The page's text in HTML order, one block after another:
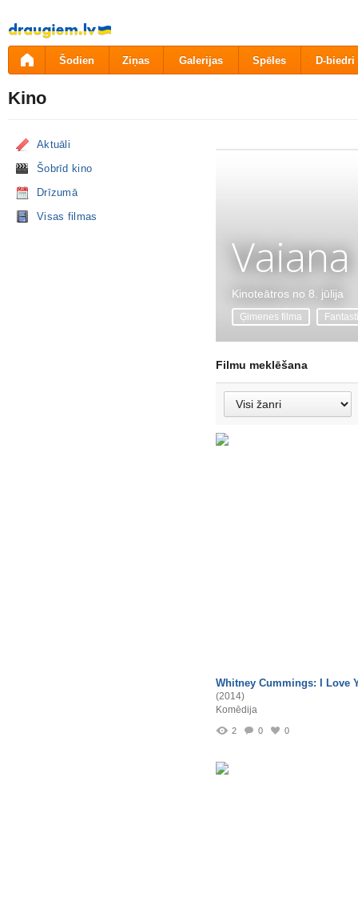
Pāriet
uz
saturu
Šodien Ziņas Galerijas Spēles D-biedri
Kino
Aktuāli
Šobrīd kino
Drīzumā
Visas filmas
Vaiana
Kinoteātros no 8. jūlija
Ģimenes filma
Filmu meklēšana
Whitney Cummings: I Love
(2014)
Komēdija
2 0 0